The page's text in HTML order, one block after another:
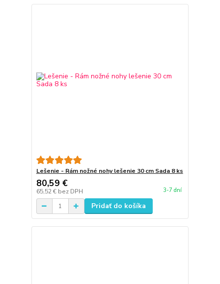
Lešenie - Rám nožné nohy lešenie 30 cm Sada 8 ks
80,59 €
65,52 € bez DPH 3-7 dní
Pridať do košíka